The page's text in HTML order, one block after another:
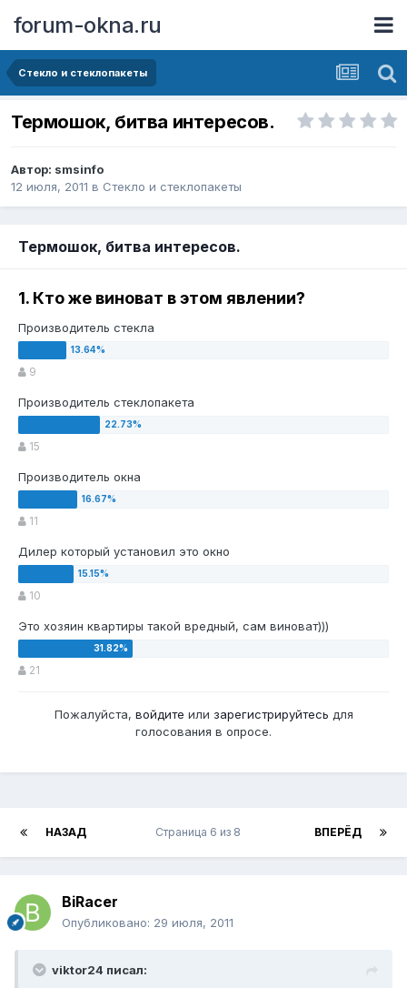
forum-okna.ru
Стекло и стеклопакеты
Термошок, битва интересов.
Автор: smsinfo
12 июля, 2011 в Стекло и стеклопакеты
Термошок, битва интересов.
1. Кто же виноват в этом явлении?
Производитель стекла
9
Производитель стеклопакета
15
Производитель окна
11
Дилер который установил это окно
10
Это хозяин квартиры такой вредный, сам виноват)))
21
Пожалуйста, войдите или зарегистрируйтесь для
голосования в опросе.
НАЗАД ВПЕРЁД
Страница 6 из 8
BiRacer
Опубликовано: 29 июля, 2011
viktor24 писал: